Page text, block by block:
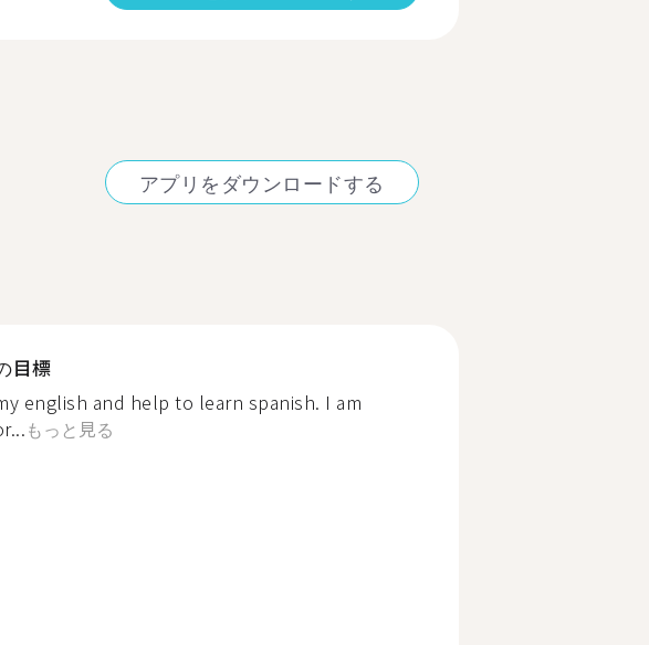
アプリをダウンロードする
目標
english and help to learn spanish. I am
もっと見る